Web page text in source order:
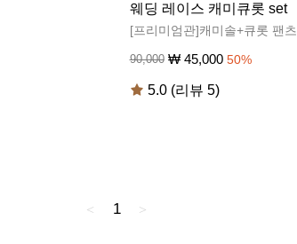
웨딩 레이스 캐미큐롯 set
[프리미엄관]캐미솔+큐롯 팬츠
90,000 ₩ 45,000 50%
5.0 (리뷰 5)
1